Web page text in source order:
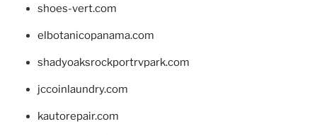
shoes-vert.com
elbotanicopanama.com
shadyoaksrockportrvpark.com
jccoinlaundry.com
kautorepair.com